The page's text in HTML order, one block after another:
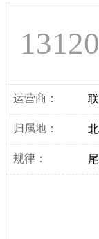
运营商：
归属地：
规律：